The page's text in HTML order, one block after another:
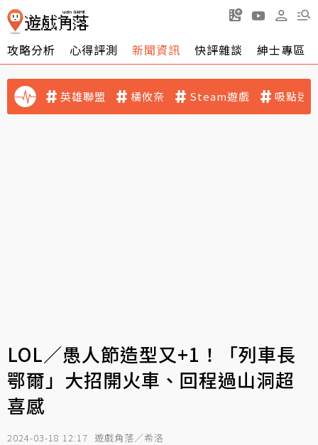
攻略分析 心得評測 新聞資訊 快評雜談 紳士專區
英雄聯盟 橘攸奈 Steam遊戲 吸點迷
LOL／愚人節造型又+1！「列車長
鄂爾」大招開火車、回程過山洞超
喜感
2024-03-18 12:17 遊戲角落／希洛